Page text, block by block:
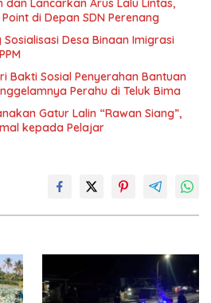
dan Lancarkan Arus Lalu Lintas,
di Depan SDN Perenang
Desa Binaan Imigrasi
Bakti Sosial Penyerahan Bantuan
Perahu di Teluk Bima
Gatur Lalin “Rawan Siang”,
kepada Pelajar